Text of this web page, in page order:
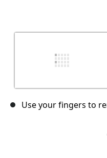
Use your fingers to